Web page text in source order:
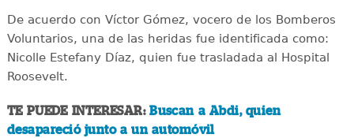
De acuerdo con Víctor Gómez, vocero de los Bomberos
Voluntarios, una de las heridas fue identificada como:
Nicolle Estefany Díaz, quien fue trasladada al Hospital
Roosevelt.
TE PUEDE INTERESAR:Buscan a Abdi, quien
desapareció junto a un automóvil